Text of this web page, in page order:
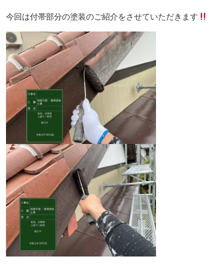
今回は付帯部分の塗装のご紹介をさせていただきます